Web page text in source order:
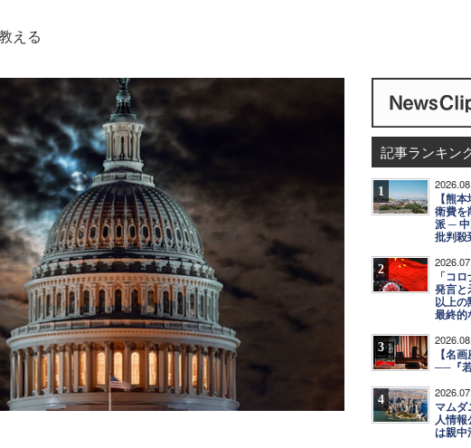
える
記事ランキン
1
【熊
衛費を
派 ─
批判殺
2
「コ
発言と
以上
最終的
3
【名
──『
4
マムダ
人情
は親中